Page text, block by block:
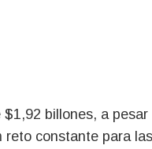
billones, a
reto constante para